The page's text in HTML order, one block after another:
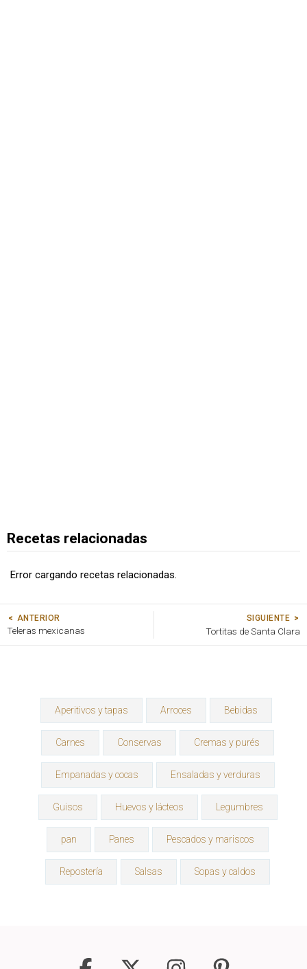
Recetas relacionadas
Error cargando recetas relacionadas.
ANTERIOR
Teleras mexicanas
SIGUIENTE
Tortitas de Santa Clara
Aperitivos y tapas Arroces Bebidas
Carnes Conservas Cremas y purés
Empanadas y cocas Ensaladas y verduras
Guisos Huevos y lácteos Legumbres
pan Panes Pescados y mariscos
Repostería Salsas Sopas y caldos